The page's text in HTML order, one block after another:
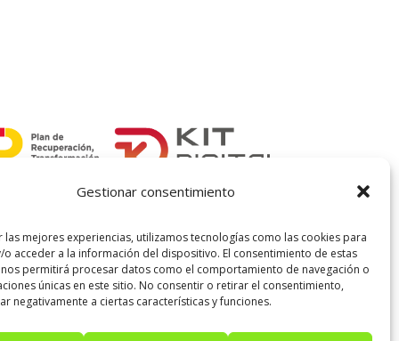
Gestionar consentimiento
las mejores experiencias, utilizamos tecnologías como las cookies para
o acceder a la información del dispositivo. El consentimiento de estas
permitirá procesar datos como el comportamiento de navegación o
únicas en este sitio. No consentir o retirar el consentimiento,
negativamente a ciertas características y funciones.